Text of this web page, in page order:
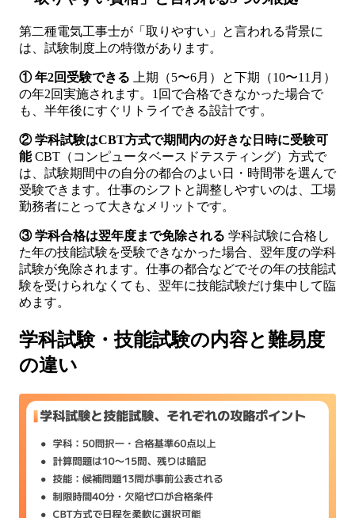
第二種電気工事士が「取りやすい」と言われる背景に
は、試験制度上の特徴があります。
① 年2回受験できる 上期（5〜6月）と下期（10〜11月）
の年2回実施されます。1回で合格できなかった場合で
も、半年後にすぐリトライできる設計です。
② 学科試験はCBT方式で期間内の好きな日時に受験可
能CBT（コンピュータベースドテスティング）方式で
は、試験期間中の自分の都合のよい日・時間帯を選んで
受験できます。仕事のシフトと調整しやすいのは、工場
勤務者にとって大きなメリットです。
③ 学科合格は翌年度まで免除される 学科試験に合格し
た年の技能試験を受験できなかった場合、翌年度の学科
試験が免除されます。仕事の都合などでその年の技能試
験を受けられなくても、翌年に技能試験だけ集中して臨
めます。
学科試験・技能試験の内容と難易度
の違い